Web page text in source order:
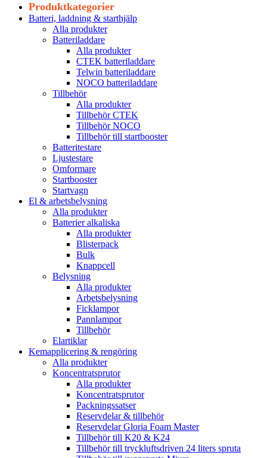
Produktkategorier
Batteri, laddning & starthjälp
Alla produkter
Batteriladdare
Alla produkter
CTEK batteriladdare
Telwin batteriladdare
NOCO batteriladdare
Tillbehör
Alla produkter
Tillbehör CTEK
Tillbehör NOCO
Tillbehör till startbooster
Batteritestare
Ljustestare
Omformare
Startbooster
Startvagn
El & arbetsbelysning
Alla produkter
Batterier alkaliska
Alla produkter
Blisterpack
Bulk
Knappcell
Belysning
Alla produkter
Arbetsbelysning
Ficklampor
Pannlampor
Tillbehör
Elartiklar
Kemapplicering & rengöring
Alla produkter
Koncentratsprutor
Alla produkter
Koncentratsprutor
Packningssatser
Reservdelar & tillbehör
Reservdelar Gloria Foam Master
Tillbehör till K20 & K24
Tillbehör till tryckluftsdriven 24 liters spruta